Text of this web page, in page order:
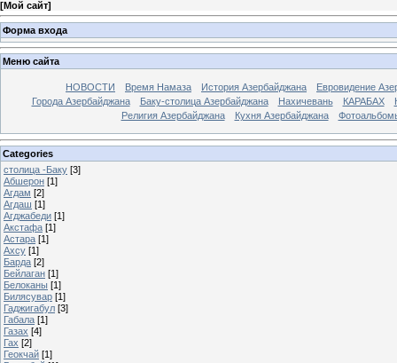
[Мой сайт]
Форма входа
Меню сайта
НОВОСТИ Время Намаза История Азербайджана
Евровидение
Города Азербайджана
Баку-столица Азербайджана Нахичевань КАРАБАХ
Религия Азербайджана
Кухня Азербайджана
Categories
столица -Баку [3]
Абшерон [1]
Агдам [2]
Агдаш [1]
Агджабеди [1]
Акстафа [1]
Астара [1]
Ахсу [1]
Барда [2]
Бейлаган [1]
Белоканы [1]
Билясувар [1]
Гаджигабул [3]
Габала [1]
Газах [4]
Гах [2]
Геокчай [1]